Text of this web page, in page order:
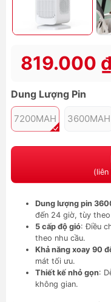
819.000
Dung Lượng Pin
7200MAH 3600MAH
Dung lượng pin
đến 24 giờ, tùy
5 cấp độ gió: Điều
theo nhu cầu.
Khả năng xoay 90
mát tối ưu.
Thiết kế nhỏ gọn:
không gian.